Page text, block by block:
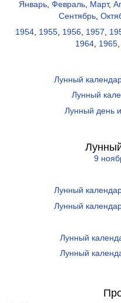
Январь Февраль Март,
Сентябрь,
1954 1955 1956 1957
1964 1965
Лунный
Лунный
Лунный день
9
Лунный
Лунный
Лунный
Лунный